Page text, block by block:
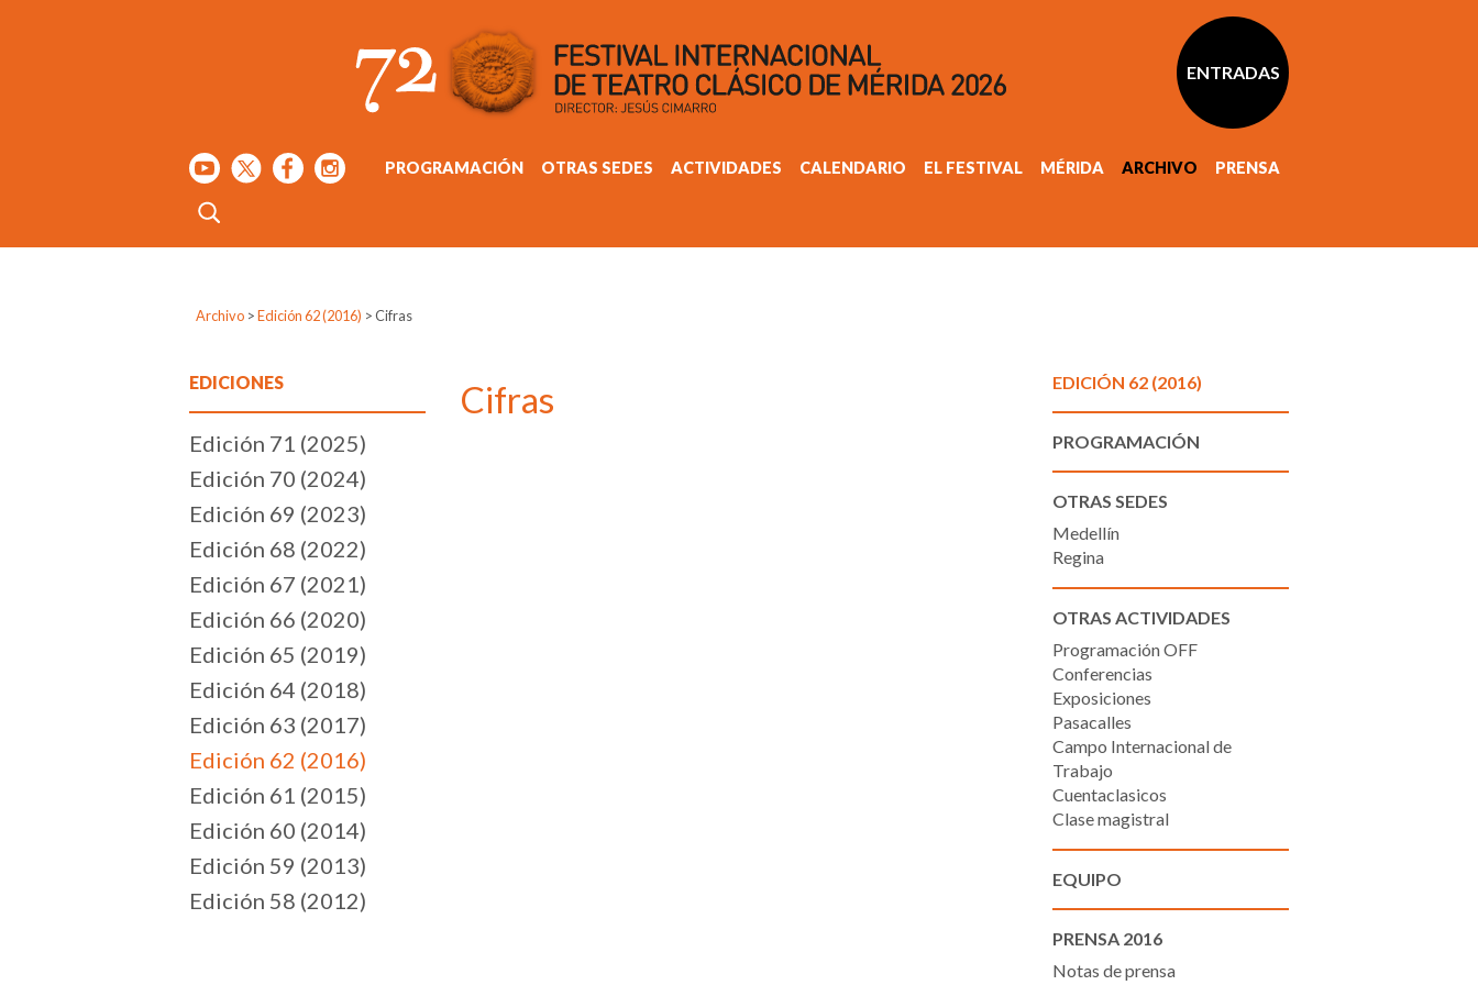
ENTRADAS
PROGRAMACIÓN OTRAS SEDES ACTIVIDADES CALENDARIO EL FESTIVAL MÉRIDA ARCHIVO PRENSA
Archivo > Edición 62 (2016) >Cifras
EDICIONES
Edición 71 (2025)
Edición 70 (2024)
Edición 69 (2023)
Edición 68 (2022)
Edición 67 (2021)
Edición 66 (2020)
Edición 65 (2019)
Edición 64 (2018)
Edición 63 (2017)
Edición 62 (2016)
Edición 61 (2015)
Edición 60 (2014)
Edición 59 (2013)
Edición 58 (2012)
Cifras EDICIÓN 62 (2016)
PROGRAMACIÓN
OTRAS SEDES
Medellín
Regina
OTRAS ACTIVIDADES
Programación OFF
Conferencias
Exposiciones
Pasacalles
Campo Internacional de
Trabajo
Cuentaclasicos
Clase magistral
EQUIPO
PRENSA 2016
Notas de prensa